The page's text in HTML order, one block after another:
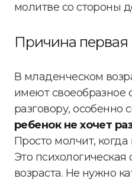
молитве со стороны
Причина первая
В младенческом
имеют своеобразное
разговору, особенно
ребенок не хочет
Просто молчит,
Это психологическая
возраста. Не нужно